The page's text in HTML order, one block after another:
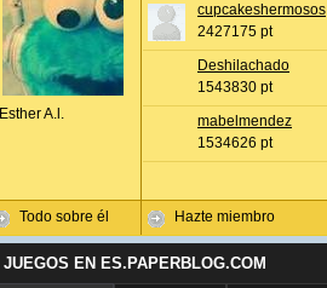
Esther A.l.
Todo sobre él
cupcakeshermosos
2427175 pt
Deshilachado
1543830 pt
mabelmendez
1534626 pt
Hazte miembro
JUEGOS EN ES.PAPERBLOG.COM